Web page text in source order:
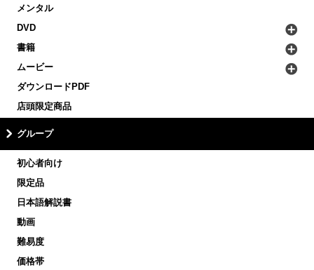
メンタル
DVD
書籍
ムービー
ダウンロードPDF
店頭限定商品
グループ
初心者向け
限定品
日本語解説書
動画
難易度
価格帯